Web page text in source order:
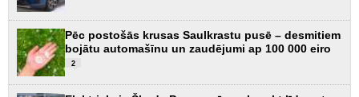
Pēc postošās krusas Saulkrastu pusē – desmitiem
bojātu automašīnu un zaudējumi ap 100 000 eiro
2